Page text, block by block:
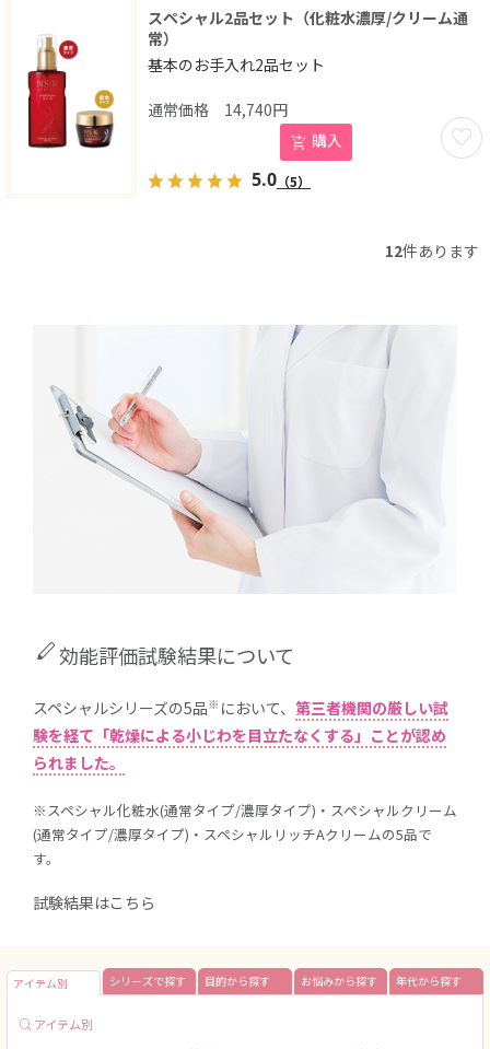
スペシャル2品セット（化粧水濃厚/クリーム通
常）
基本のお手入れ2品セット
お気
14,740円
購入
5.0 （5）
12件あります
stylus効能評価試験結果について
スペシャルシリーズの5品※ において、 第三者機関の厳しい試
験を経て「乾燥による小じわを目立たなくする」ことが認め
られました。
※スペシャル化粧水(通常タイプ/濃厚タイプ)・スペシャルクリーム
(通常タイプ/濃厚タイプ)・スペシャルリッチAクリームの5品で
す。
試験結果はこちら
アイテム別 シリーズで探す 目的から探す お悩みから探す 年代から探す
アイテム別